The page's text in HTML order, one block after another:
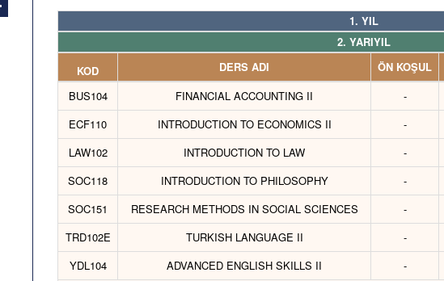
1. YIL
2. YARIYIL
KOD
DERS ADI ÖN KOŞUL
BUS104
FINANCIAL ACCOUNTING II -
ECF110
INTRODUCTION TO ECONOMICS II -
LAW102
INTRODUCTION TO LAW -
SOC118
INTRODUCTION TO PHILOSOPHY -
SOC151
RESEARCH METHODS IN SOCIAL SCIENCES -
TRD102E
TURKISH LANGUAGE II -
YDL104
ADVANCED ENGLISH SKILLS II -